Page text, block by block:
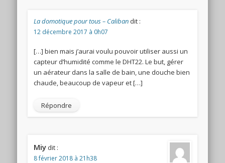
La domotique pour tous – Caliban dit :
12 décembre 2017 à 0h07
[…] bien mais j’aurai voulu pouvoir utiliser aussi un
capteur d’humidité comme le DHT22. Le but, gérer
un aérateur dans la salle de bain, une douche bien
chaude, beaucoup de vapeur et […]
Répondre
Miy dit :
8 février 2018 à 21h38